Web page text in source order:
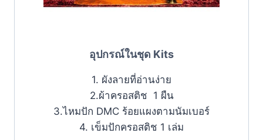
อุปกรณ์ในชุด Kits
1. ผังลายที่อ่านง่าย
2.ผ้าครอสติช 1 ผืน
3.ไหมปัก DMC ร้อยแผงตามนัมเบอร์
4. เข็มปักครอสติช 1 เล่ม